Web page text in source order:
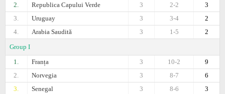
2.
Republica Capului Verde 3
2-2
3
3.
Uruguay 2
3-4
3
4.
Arabia Saudită 2
1-5
3
Group I
1.
Franța 9
10-2
3
2.
Norvegia 6
8-7
3
3.
Senegal 3
8-6
3